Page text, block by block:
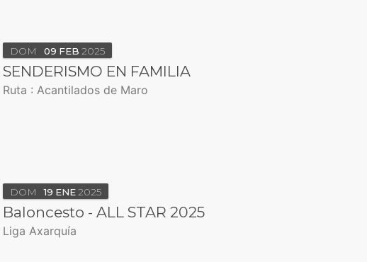
DOM 09 FEB 2025
SENDERISMO EN FAMILIA
Ruta : Acantilados de Maro
DOM 19 ENE 2025
Baloncesto - ALL STAR 2025
Liga Axarquía